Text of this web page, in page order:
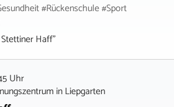
#Rückenschule #Sport
Haff"
Uhr
inLiepgarten